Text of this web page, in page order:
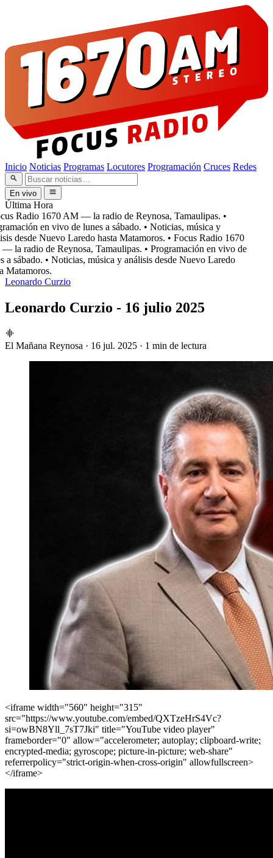
Inicio Noticias Programas Locutores Programación Cruces Redes
En vivo
Última Hora
Radio 1670 AM — la radio de Reynosa, Tamaulipas. •
en vivo de lunes a sábado. • Noticias, música y
desde Nuevo Laredo hasta Matamoros. • Focus Radio 1670
la radio de Reynosa, Tamaulipas. • Programación en vivo de
sábado. • Noticias, música y análisis desde Nuevo Laredo
Matamoros.
Leonardo Curzio
Leonardo Curzio - 16 julio 2025
El Mañana Reynosa · 16 jul. 2025 · 1 min de lectura
<iframe width="560" height="315"
src="https://www.youtube.com/embed/QXTzeHrS4Vc?
si=owBN8Yll_7sT7Jki" title="YouTube video player"
frameborder="0" allow="accelerometer; autoplay; clipboard-write;
encrypted-media; gyroscope; picture-in-picture; web-share"
referrerpolicy="strict-origin-when-cross-origin" allowfullscreen>
</iframe>